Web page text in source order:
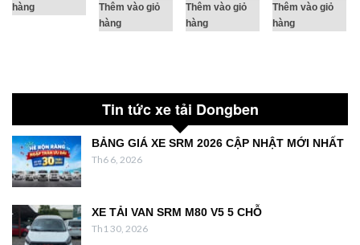
hàng
Thêm vào giỏ
hàng
Thêm vào giỏ
hàng
Thêm vào giỏ
hàng
Tin tức xe tải Dongben
BẢNG GIÁ XE SRM 2026 CẬP NHẬT MỚI NHẤT
Th6 6, 2026
XE TẢI VAN SRM M80 V5 5 CHỖ
Th1 30, 2026